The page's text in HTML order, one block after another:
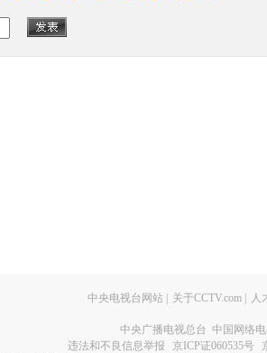
中央电视台网站 关于CCTV.com 人
中央广播电视总台 中国网络
违法和不良信息举报
京ICP证060535号